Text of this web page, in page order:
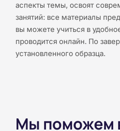
аспекты темы, освоят
занятий: все материалы
вы можете учиться в
проводится онлайн. По
установленного образца.
Мы поможем